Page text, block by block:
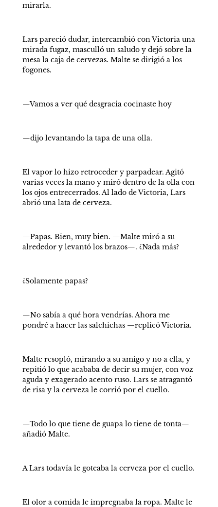
mirarla.
Lars pareció dudar, intercambió con Victoria una
mirada fugaz, masculló un saludo y dejó sobre la
mesa la caja de cervezas. Malte se dirigió a los
fogones.
—Vamos a ver qué desgracia cocinaste hoy
—dijo levantando la tapa de una olla.
El vapor lo hizo retroceder y parpadear. Agitó
varias veces la mano y miró dentro de la olla con
los ojos entrecerrados. Al lado de Victoria, Lars
abrió una lata de cerveza.
—Papas. Bien, muy bien. —Malte miró a su
alrededor y levantó los brazos—. ¿Nada más?
¿Solamente papas?
—No sabía a qué hora vendrías. Ahora me
pondré a hacer las salchichas —replicó Victoria.
Malte resopló, mirando a su amigo y no a ella, y
repitió lo que acababa de decir su mujer, con voz
aguda y exagerado acento ruso. Lars se atragantó
de risa y la cerveza le corrió por el cuello.
—Todo lo que tiene de guapa lo tiene de tonta—
añadió Malte.
A Lars todavía le goteaba la cerveza por el cuello.
El olor a comida le impregnaba la ropa. Malte le